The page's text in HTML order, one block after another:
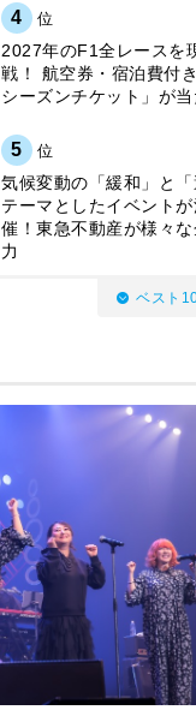
4 位
2027年のF1全レースを
戦！ 航空券・宿泊費付
シーズンチケット」が当
5 位
気候変動の「緩和」と
テーマとしたイベントが
催！東急不動産が様々
力
ベスト